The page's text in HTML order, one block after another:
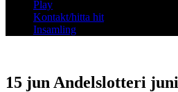
Play
Kontakt/hitta hit
Insamling
15 jun Andelslotteri